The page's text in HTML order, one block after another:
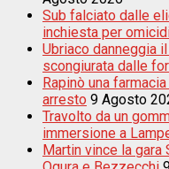
Sub falciato dalle
inchiesta per
Ubriaco danneggia
scongiurata dalle
Rapinò una
arresto 9 Agosto
Travolto da un
immersione a
Martin vince la